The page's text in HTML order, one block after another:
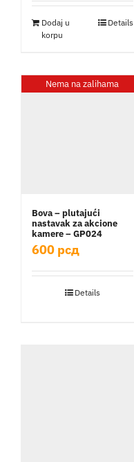
Dodaj u
korpu
Details
Nema na zalihama
Bova – plutajući
nastavak za akcione
kamere – GP024
600 рсд
Details